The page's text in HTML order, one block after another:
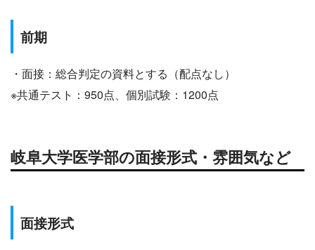
前期
・面接：総合判定の資料とする（配点なし）
※共通テスト：950点、個別試験：1200点
岐阜大学医学部の面接形式・雰囲気など
面接形式